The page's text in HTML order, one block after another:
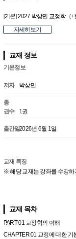
[기본] 2027 박상민 교정학（
자세히보기
교재 정보
기본정보
저자 박상민
총
권수
1권
출간일2026년 6월 1일
교재 특징
※ 해당 교재는 강좌를 수강하
교재 목차
PART 01 교정학의 이해
CHAPTER 01 교정에 대한 기